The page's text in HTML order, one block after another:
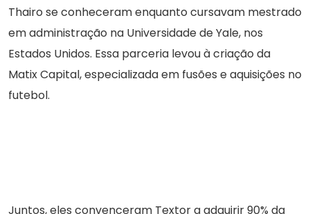
Thairo se conheceram enquanto cursavam mestrado
em administração na Universidade de Yale, nos
Estados Unidos. Essa parceria levou à criação da
Matix Capital, especializada em fusões e aquisições no
futebol.
Juntos, eles convenceram Textor a adquirir 90% da